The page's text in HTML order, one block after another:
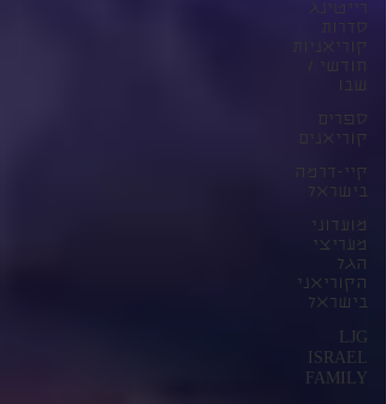
רייטינג
סדרות
קוריאניות
חודשי /
שבו
ספרים
קוריאנים
קיי-דרמה
בישראל
מועדוני
מעריצי
הגל
הקוריאני
בישראל
LJG
ISRAEL
FAMILY